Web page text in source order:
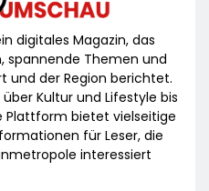
digitales Magazin, das
spannende Themen und
und der Region berichtet.
Kultur und Lifestyle bis
Plattform bietet vielseitige
für Leser, die
interessiert